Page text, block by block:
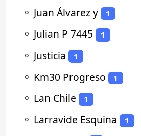
⚬ Juan Álvarez y 1
⚬ Julian P 7445 1
⚬ Justicia 1
⚬ Km30 Progreso 1
⚬ Lan Chile 1
⚬ Larravide Esquina 1